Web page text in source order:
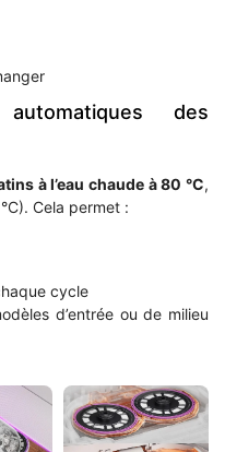
des
à l’eau chaude à 80 °C,
Cela permet :
cycle
d’entrée ou de milieu